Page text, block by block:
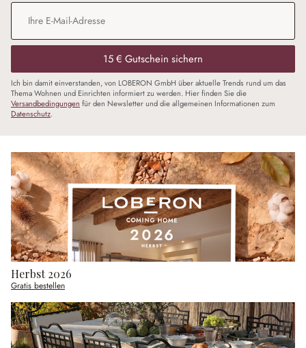
E-Mail-Adresse
15 € Gutschein sichern
Ich bin damit einverstanden, von LOBERON GmbH über aktuelle Trends rund um das
Thema Wohnen und Einrichten informiert zu werden. Hier finden Sie die
Versandbedingungen für den Newsletter und die allgemeinen Informationen zum
Datenschutz.
Herbst 2026
Gratis bestellen